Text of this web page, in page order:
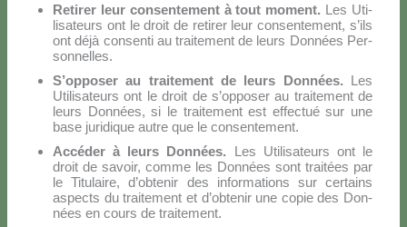
Re­ti­rer leur con­sen­te­ment à tout mo­ment. Les Uti­
li­sa­teurs ont le droit de re­ti­rer leur con­sen­te­ment, s’ils
ont dé­jà con­sen­ti au trai­te­ment de leurs Don­nées Per­
son­nel­les.
S’op­po­ser au trai­te­ment de leurs Don­nées. Les
Uti­li­sa­teurs ont le droit de s’op­po­ser au trai­te­ment de
leurs Don­nées, si le trai­te­ment est ef­fec­tué sur une
ba­se ju­ri­di­que au­tre que le con­sen­te­ment.
Ac­cé­der à leurs Don­nées. Les Uti­li­sa­teurs ont le
droit de sa­voir, com­me les Don­nées sont trai­tées par
le Ti­tu­lai­re, d’ob­te­nir des in­for­ma­tions sur cer­tains
aspec­ts du trai­te­ment et d’ob­te­nir une co­pie des Don­
nées en cours de trai­te­ment.